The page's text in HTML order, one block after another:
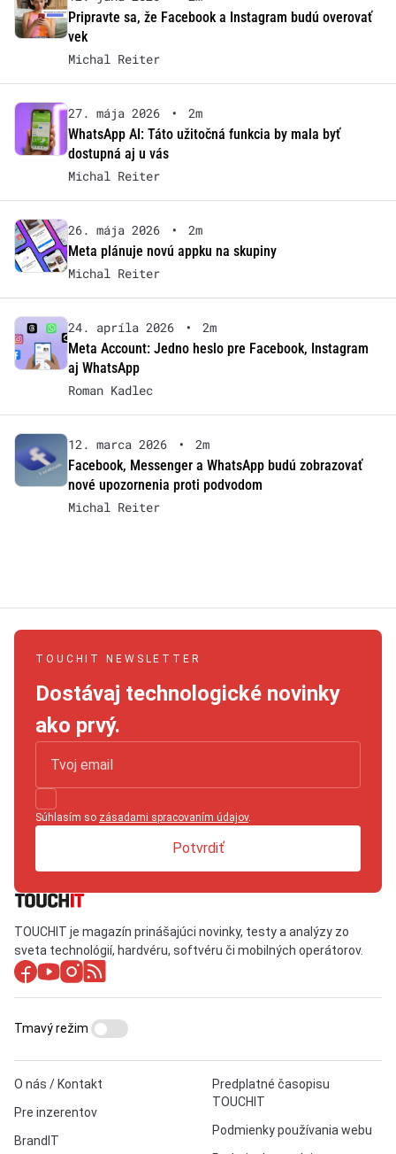
Pripravte sa, že Facebook a Instagram budú overovať
vek
Michal Reiter
27. mája 2026 •
2m
WhatsApp AI: Táto užitočná funkcia by mala byť
dostupná aj u vás
Michal Reiter
26. mája 2026 •
2m
Meta plánuje novú appku na skupiny
Michal Reiter
24. apríla 2026 •
2m
Meta Account: Jedno heslo pre Facebook, Instagram
aj WhatsApp
Roman Kadlec
12. marca 2026 •
2m
Facebook, Messenger a WhatsApp budú zobrazovať
nové upozornenia proti podvodom
Michal Reiter
TOUCHIT NEWSLETTER
Dostávaj technologické novinky
ako prvý.
Súhlasím so zásadami spracovaním údajov.
Potvrdiť
TOUCHIT je magazín prinášajúci novinky, testy a analýzy zo
sveta technológií, hardvéru, softvéru či mobilných operátorov.
O nás / Kontakt
Pre inzerentov
BrandIT
Predplatné časopisu
TOUCHIT
Podmienky používania webu
Tmavý režim